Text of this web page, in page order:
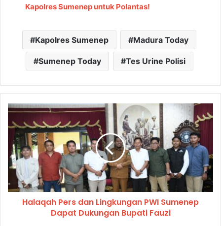
Kapolres Sumenep untuk Polantas!
Kapolres Sumenep Madura Today
Sumenep Today Tes Urine Polisi
Halaqah Pers dan Lingkungan PWI Sumenep
Dapat Dukungan Bupati Fauzi